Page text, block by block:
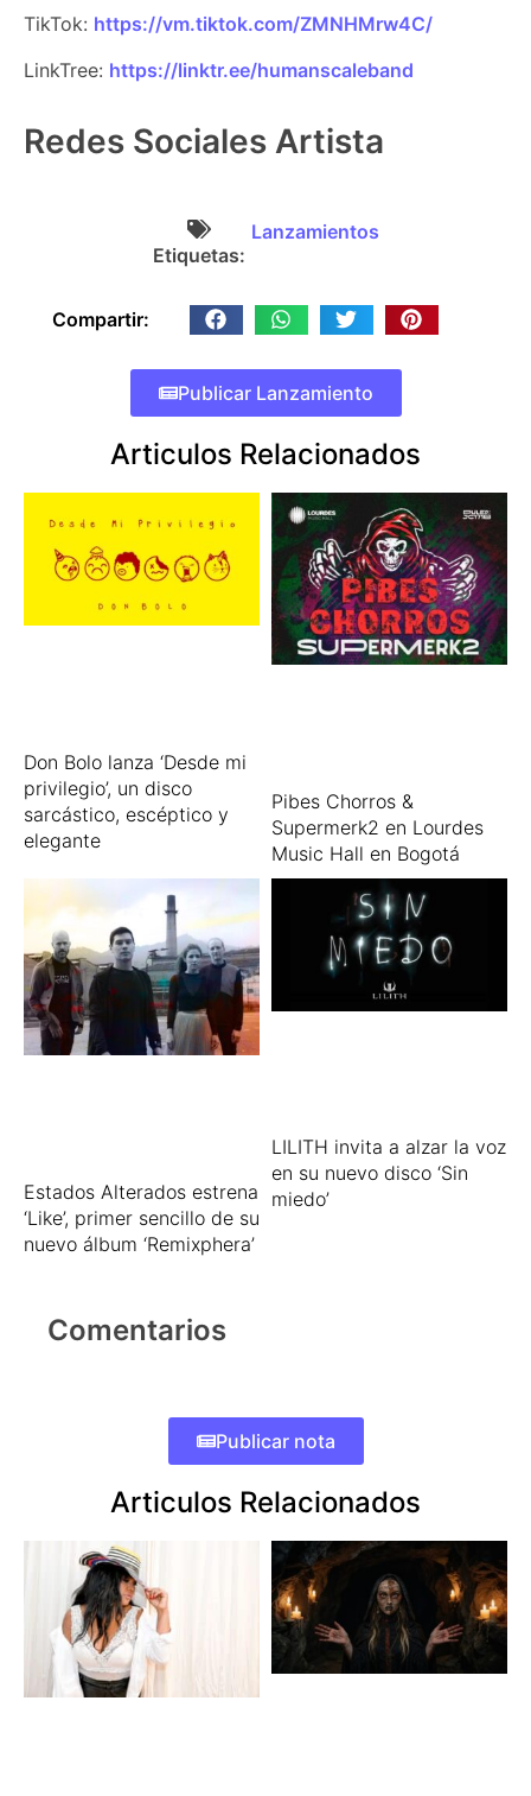
TikTok: https://vm.tiktok.com/ZMNHMrw4C/
LinkTree: https://linktr.ee/humanscaleband
Redes Sociales Artista
Etiquetas:
Lanzamientos
Compartir:
Publicar Lanzamiento
Articulos Relacionados
Don Bolo lanza ‘Desde mi
privilegio’, un disco
sarcástico, escéptico y
elegante
Pibes Chorros &
Supermerk2 en Lourdes
Music Hall en Bogotá
Estados Alterados estrena
‘Like’, primer sencillo de su
nuevo álbum ‘Remixphera’
LILITH invita a alzar la voz
en su nuevo disco ‘Sin
miedo’
Comentarios
Publicar nota
Articulos Relacionados